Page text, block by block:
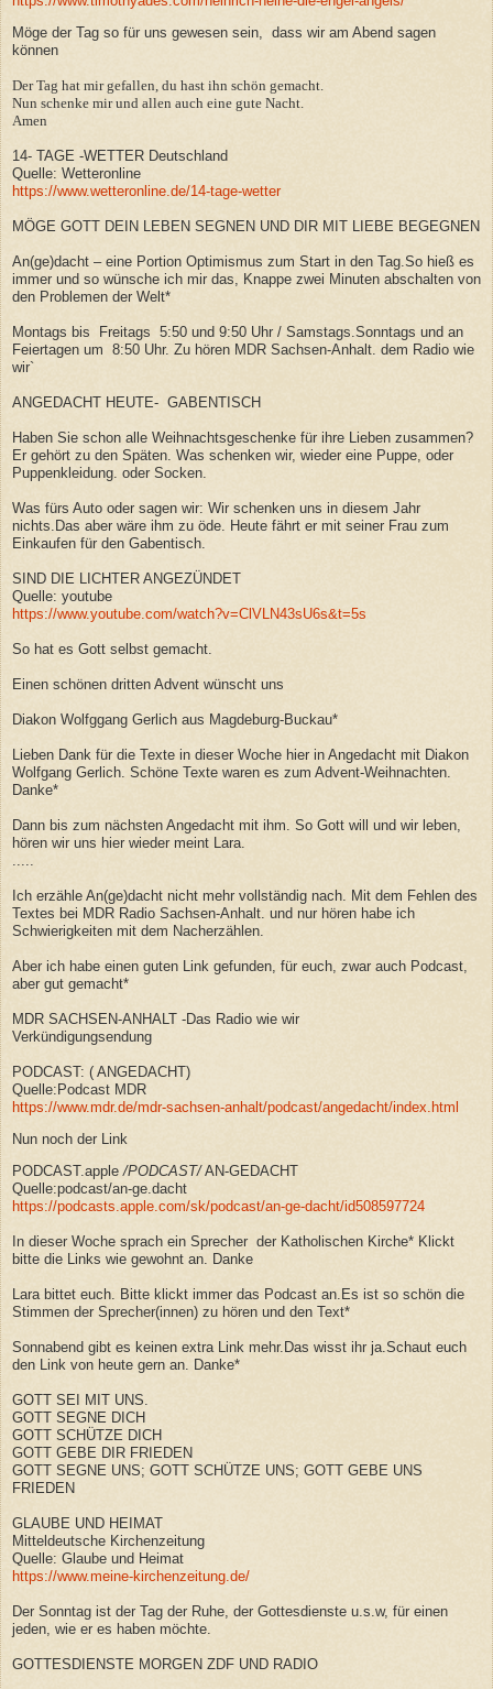
Möge der Tag so für uns gewesen sein, dass wir am Abend sagen
können
Der Tag hat mir gefallen, du hast ihn schön gemacht.
Nun schenke mir und allen auch eine gute Nacht.
Amen
14- TAGE -WETTER Deutschland
Quelle: Wetteronline
https://www.wetteronline.de/14-tage-wetter
MÖGE GOTT DEIN LEBEN SEGNEN UND DIR MIT LIEBE BEGEGNEN
An(ge)dacht – eine Portion Optimismus zum Start in den Tag.So hieß es
immer und so wünsche ich mir das, Knappe zwei Minuten abschalten von
den Problemen der Welt*
Montags bis Freitags 5:50 und 9:50 Uhr / Samstags.Sonntags und an
Feiertagen um 8:50 Uhr. Zu hören MDR Sachsen-Anhalt. dem Radio wie
wir`
ANGEDACHT HEUTE- GABENTISCH
Haben Sie schon alle Weihnachtsgeschenke für ihre Lieben zusammen?
Er gehört zu den Späten. Was schenken wir, wieder eine Puppe, oder
Puppenkleidung. oder Socken.
Was fürs Auto oder sagen wir: Wir schenken uns in diesem Jahr
nichts.Das aber wäre ihm zu öde. Heute fährt er mit seiner Frau zum
Einkaufen für den Gabentisch.
SIND DIE LICHTER ANGEZÜNDET
Quelle: youtube
https://www.youtube.com/watch?v=ClVLN43sU6s&t=5s
So hat es Gott selbst gemacht.
Einen schönen dritten Advent wünscht uns
Diakon Wolfggang Gerlich aus Magdeburg-Buckau*
Lieben Dank für die Texte in dieser Woche hier in Angedacht mit Diakon
Wolfgang Gerlich. Schöne Texte waren es zum Advent-Weihnachten.
Danke*
Dann bis zum nächsten Angedacht mit ihm. So Gott will und wir leben,
hören wir uns hier wieder meint Lara.
Ich erzähle An(ge)dacht nicht mehr vollständig nach. Mit dem Fehlen des
Textes bei MDR Radio Sachsen-Anhalt. und nur hören habe ich
Schwierigkeiten mit dem Nacherzählen.
Aber ich habe einen guten Link gefunden, für euch, zwar auch Podcast,
aber gut gemacht*
MDR SACHSEN-ANHALT -Das Radio wie wir
Verkündigungsendung
PODCAST: ( ANGEDACHT)
Quelle:Podcast MDR
https://www.mdr.de/mdr-sachsen-anhalt/podcast/angedacht/index.html
Nun noch der Link
PODCAST.apple /PODCAST/AN-GEDACHT
Quelle:podcast/an-ge.dacht
https://podcasts.apple.com/sk/podcast/an-ge-dacht/id508597724
In dieser Woche sprach ein Sprecher der Katholischen Kirche* Klickt
bitte die Links wie gewohnt an. Danke
Lara bittet euch. Bitte klickt immer das Podcast an.Es ist so schön die
Stimmen der Sprecher(innen) zu hören und den Text*
Sonnabend gibt es keinen extra Link mehr.Das wisst ihr ja.Schaut euch
den Link von heute gern an. Danke*
GOTT SEI MIT UNS.
GOTT SEGNE DICH
GOTT SCHÜTZE DICH
GOTT GEBE DIR FRIEDEN
GOTT SEGNE UNS; GOTT SCHÜTZE UNS; GOTT GEBE UNS
FRIEDEN
GLAUBE UND HEIMAT
Mitteldeutsche Kirchenzeitung
Quelle: Glaube und Heimat
https://www.meine-kirchenzeitung.de/
Der Sonntag ist der Tag der Ruhe, der Gottesdienste u.s.w, für einen
jeden, wie er es haben möchte.
GOTTESDIENSTE MORGEN ZDF UND RADIO